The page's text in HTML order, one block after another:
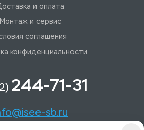
и оплата
Монтаж и сервис
соглашения
конфиденциальности
244-71-31
sb.ru